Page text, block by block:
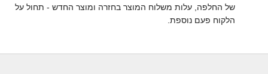
של החלפה, עלות משלוח המוצר בחזרה ומוצר החדש - תחול על
הלקוח פעם נוספת.